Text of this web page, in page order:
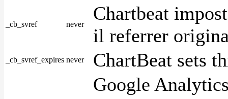
_cb_svref never
Chartbeat
il referrer
_cb_svref_expires never ChartBeat sets
Google